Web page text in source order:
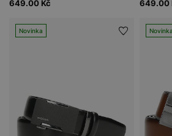
649.00 Kč 649.00
Novinka Novinka